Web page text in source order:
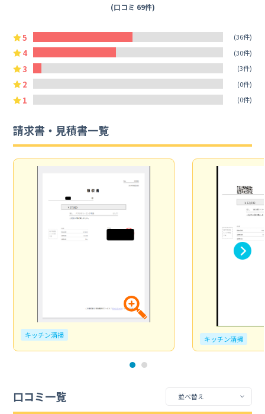
(口コミ 69件)
5 (36件)
4 (30件)
3 (3件)
2 (0件)
1 (0件)
請求書・見積書一覧
キッチン清掃 キッチン清掃
口コミ一覧